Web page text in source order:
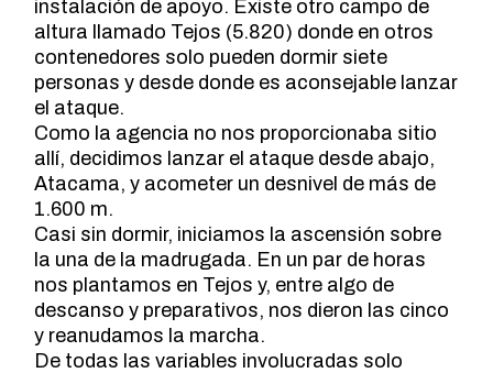
instalación de apoyo. Existe otro campo de
altura llamado Tejos (5.820) donde en otros
contenedores solo pueden dormir siete
personas y desde donde es aconsejable lanzar
el ataque.
Como la agencia no nos proporcionaba sitio
allí, decidimos lanzar el ataque desde abajo,
Atacama, y acometer un desnivel de más de
1.600 m.
Casi sin dormir, iniciamos la ascensión sobre
la una de la madrugada. En un par de horas
nos plantamos en Tejos y, entre algo de
descanso y preparativos, nos dieron las cinco
y reanudamos la marcha.
De todas las variables involucradas solo